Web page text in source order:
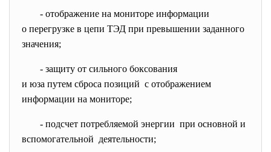
- отображение на мониторе информации
о перегрузке в цепи ТЭД при превышении заданного
значения;
- защиту от сильного боксования
и юза путем сброса позиций с отображением
информации на мониторе;
- подсчет потребляемой энергии при основной и
вспомогательной деятельности;